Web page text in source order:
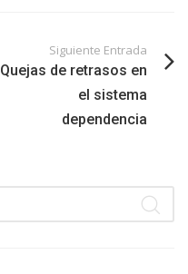
Siguiente Entrada
Quejas de retrasos en
el sistema
dependencia